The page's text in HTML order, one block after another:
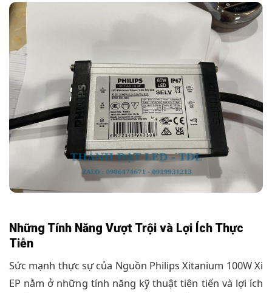
Những Tính Năng Vượt Trội và Lợi Ích Thực
Tiễn
Sức mạnh thực sự của Nguồn Philips Xitanium 100W Xi
EP nằm ở những tính năng kỹ thuật tiên tiến và lợi ích